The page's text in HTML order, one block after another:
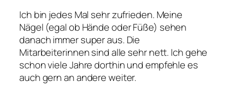
Ich bin jedes Mal sehr zufrieden. Meine
Nägel (egal ob Hände oder Füße) sehen
danach immer super aus. Die
Mitarbeiterinnen sind alle sehr nett. Ich gehe
schon viele Jahre dorthin und empfehle es
auch gern an andere weiter.